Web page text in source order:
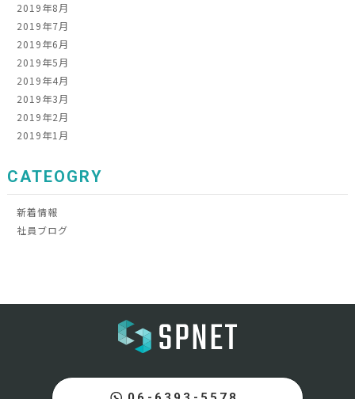
2019年8月
2019年7月
2019年6月
2019年5月
2019年4月
2019年3月
2019年2月
2019年1月
CATEOGRY
新着情報
社員ブログ